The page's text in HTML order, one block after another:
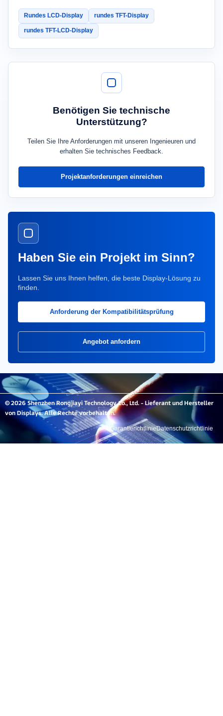
Rundes LCD-Display rundes TFT-Display
rundes TFT-LCD-Display
Benötigen Sie technische
Unterstützung?
Teilen Sie Ihre Anforderungen mit unseren Ingenieuren und
erhalten Sie technisches Feedback.
Projektanforderungen einreichen
Haben Sie ein Projekt im Sinn?
Lassen Sie uns Ihnen helfen, die beste Display-Lösung zu
finden.
Anforderung der Kompatibilitätsprüfung
Angebot anfordern
© 2026 Shenzhen Rongjiayi Technology Co., Ltd. - Lieferant und Hersteller
von Displays. Alle Rechte vorbehalten.
Datenschutzrichtlinie
Garantierichtlinie